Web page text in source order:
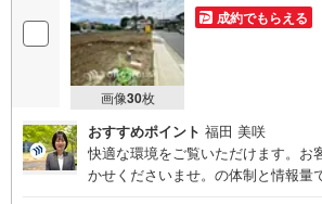
画像30枚
成約でもらえる
おすすめポイント 福田 美咲
快適な環境をご覧いただけます。お
かせくださいませ。の体制と情報量